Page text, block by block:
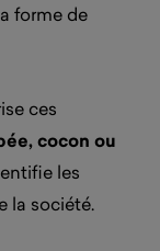
forme de
ces
cocon ou
les
la société.